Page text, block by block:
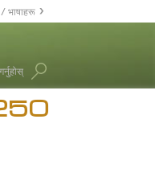
/ भाषाहरू